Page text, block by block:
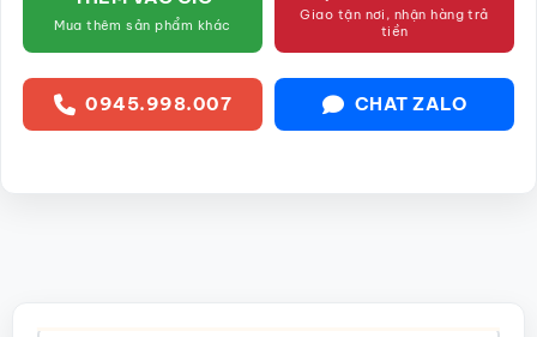
Mua thêm sản phẩm khác
Giao tận nơi, nhận hàng trả
tiền
0945.998.007 CHAT ZALO